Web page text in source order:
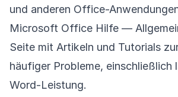
und anderen Office-
Microsoft Office Hilfe —
Seite mit Artikeln und Tutorials
häufiger Probleme, einschließlich
Word-Leistung.